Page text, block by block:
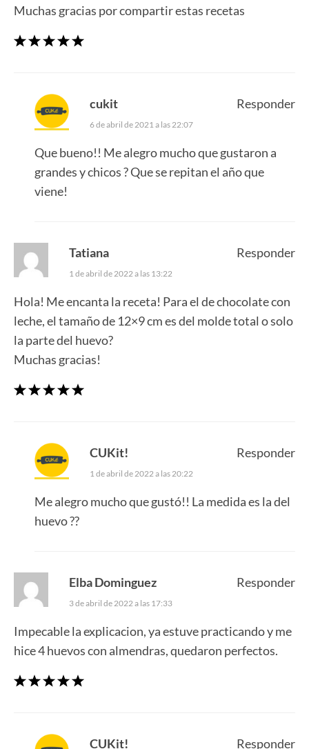
Muchas gracias por compartir estas recetas
cukit
6 de abril de 2021 a las 22:07
Que bueno!! Me alegro mucho que gustaron a
grandes y chicos ? Que se repitan el año que
viene!
Responder
Tatiana
1 de abril de 2022 a las 13:22
Hola! Me encanta la receta! Para el de chocolate con
leche, el tamaño de 12×9 cm es del molde total o solo
la parte del huevo?
Muchas gracias!
Responder
CUKit!
1 de abril de 2022 a las 20:22
Me alegro mucho que gustó!! La medida es la del
huevo ??
Responder
Elba Dominguez
3 de abril de 2022 a las 17:33
Impecable la explicacion, ya estuve practicando y me
hice 4 huevos con almendras, quedaron perfectos.
Responder
CUKit! Responder